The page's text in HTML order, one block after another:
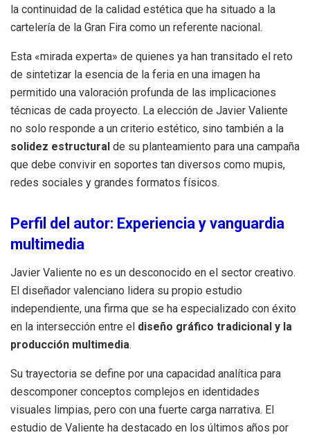
la continuidad de la calidad estética que ha situado a la
cartelería de la Gran Fira como un referente nacional.
Esta «mirada experta» de quienes ya han transitado el reto
de sintetizar la esencia de la feria en una imagen ha
permitido una valoración profunda de las implicaciones
técnicas de cada proyecto. La elección de Javier Valiente
no solo responde a un criterio estético, sino también a la
solidez estructural de su planteamiento para una campaña
que debe convivir en soportes tan diversos como mupis,
redes sociales y grandes formatos físicos.
Perfil del autor: Experiencia y vanguardia
multimedia
Javier Valiente no es un desconocido en el sector creativo.
El diseñador valenciano lidera su propio estudio
independiente, una firma que se ha especializado con éxito
en la intersección entre el diseño gráfico tradicional y la
producción multimedia.
Su trayectoria se define por una capacidad analítica para
descomponer conceptos complejos en identidades
visuales limpias, pero con una fuerte carga narrativa. El
estudio de Valiente ha destacado en los últimos años por